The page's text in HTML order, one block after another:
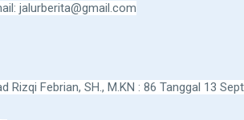
jalurberita@gmail.com
Rizqi Febrian, SH., M.KN : 86 Tanggal 13